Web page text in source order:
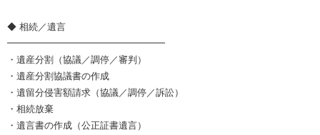
◆ 相続／遺言
━━━━━━━━━━━━━━━━━
・遺産分割（協議／調停／審判）
・遺産分割協議書の作成
・遺留分侵害額請求（協議／調停／訴訟）
・相続放棄
・遺言書の作成（公正証書遺言）